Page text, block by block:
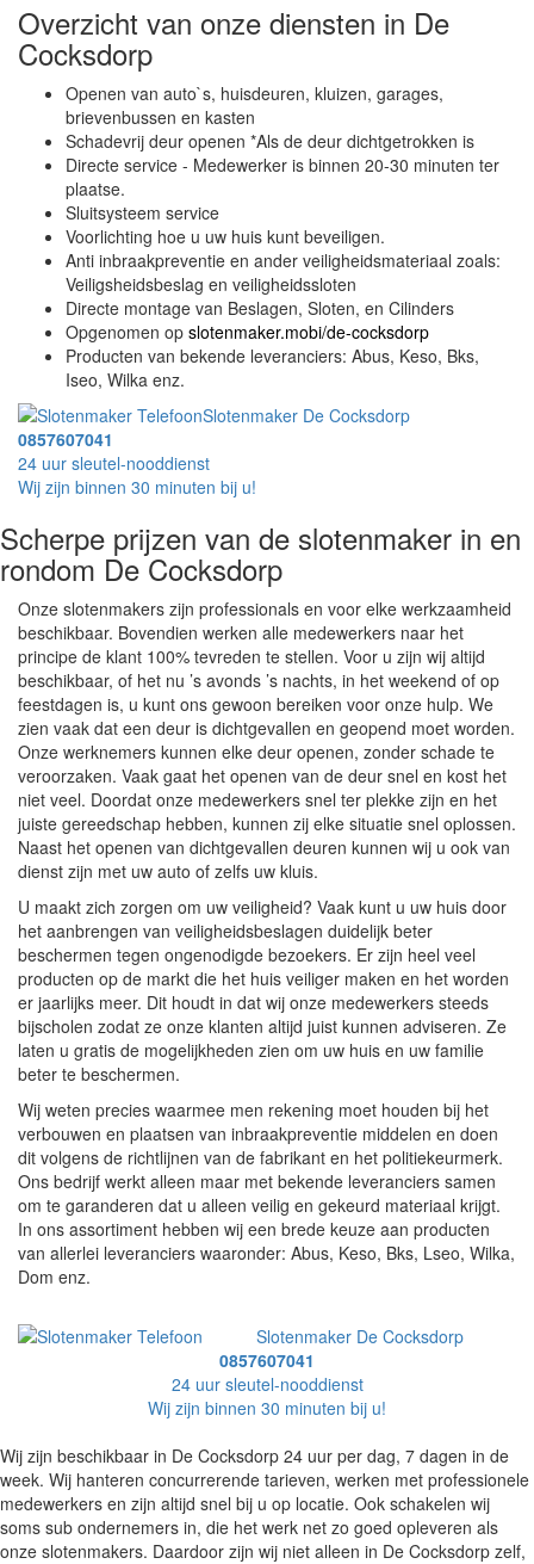
Overzicht van onze diensten in De
Cocksdorp
Openen van auto`s, huisdeuren, kluizen, garages,
brievenbussen en kasten
Schadevrij deur openen *Als de deur dichtgetrokken is
Directe service - Medewerker is binnen 20-30 minuten ter
plaatse.
Sluitsysteem service
Voorlichting hoe u uw huis kunt beveiligen.
Anti inbraakpreventie en ander veiligheidsmateriaal zoals:
Veiligsheidsbeslag en veiligheidssloten
Directe montage van Beslagen, Sloten, en Cilinders
Opgenomen op slotenmaker.mobi/de-cocksdorp
Producten van bekende leveranciers: Abus, Keso, Bks,
Iseo, Wilka enz.
Slotenmaker De Cocksdorp
0857607041
24 uur sleutel-nooddienst
Wij zijn binnen 30 minuten bij u!
Scherpe prijzen van de slotenmaker in en
rondom De Cocksdorp
Onze slotenmakers zijn professionals en voor elke werkzaamheid
beschikbaar. Bovendien werken alle medewerkers naar het
principe de klant 100% tevreden te stellen. Voor u zijn wij altijd
beschikbaar, of het nu ’s avonds ’s nachts, in het weekend of op
feestdagen is, u kunt ons gewoon bereiken voor onze hulp. We
zien vaak dat een deur is dichtgevallen en geopend moet worden.
Onze werknemers kunnen elke deur openen, zonder schade te
veroorzaken. Vaak gaat het openen van de deur snel en kost het
niet veel. Doordat onze medewerkers snel ter plekke zijn en het
juiste gereedschap hebben, kunnen zij elke situatie snel oplossen.
Naast het openen van dichtgevallen deuren kunnen wij u ook van
dienst zijn met uw auto of zelfs uw kluis.
U maakt zich zorgen om uw veiligheid? Vaak kunt u uw huis door
het aanbrengen van veiligheidsbeslagen duidelijk beter
beschermen tegen ongenodigde bezoekers. Er zijn heel veel
producten op de markt die het huis veiliger maken en het worden
er jaarlijks meer. Dit houdt in dat wij onze medewerkers steeds
bijscholen zodat ze onze klanten altijd juist kunnen adviseren. Ze
laten u gratis de mogelijkheden zien om uw huis en uw familie
beter te beschermen.
Wij weten precies waarmee men rekening moet houden bij het
verbouwen en plaatsen van inbraakpreventie middelen en doen
dit volgens de richtlijnen van de fabrikant en het politiekeurmerk.
Ons bedrijf werkt alleen maar met bekende leveranciers samen
om te garanderen dat u alleen veilig en gekeurd materiaal krijgt.
In ons assortiment hebben wij een brede keuze aan producten
van allerlei leveranciers waaronder: Abus, Keso, Bks, Lseo, Wilka,
Dom enz.
Slotenmaker De Cocksdorp
0857607041
24 uur sleutel-nooddienst
Wij zijn binnen 30 minuten bij u!
Wij zijn beschikbaar in De Cocksdorp 24 uur per dag, 7 dagen in de
week. Wij hanteren concurrerende tarieven, werken met professionele
medewerkers en zijn altijd snel bij u op locatie. Ook schakelen wij
soms sub ondernemers in, die het werk net zo goed opleveren als
onze slotenmakers. Daardoor zijn wij niet alleen in De Cocksdorp zelf,